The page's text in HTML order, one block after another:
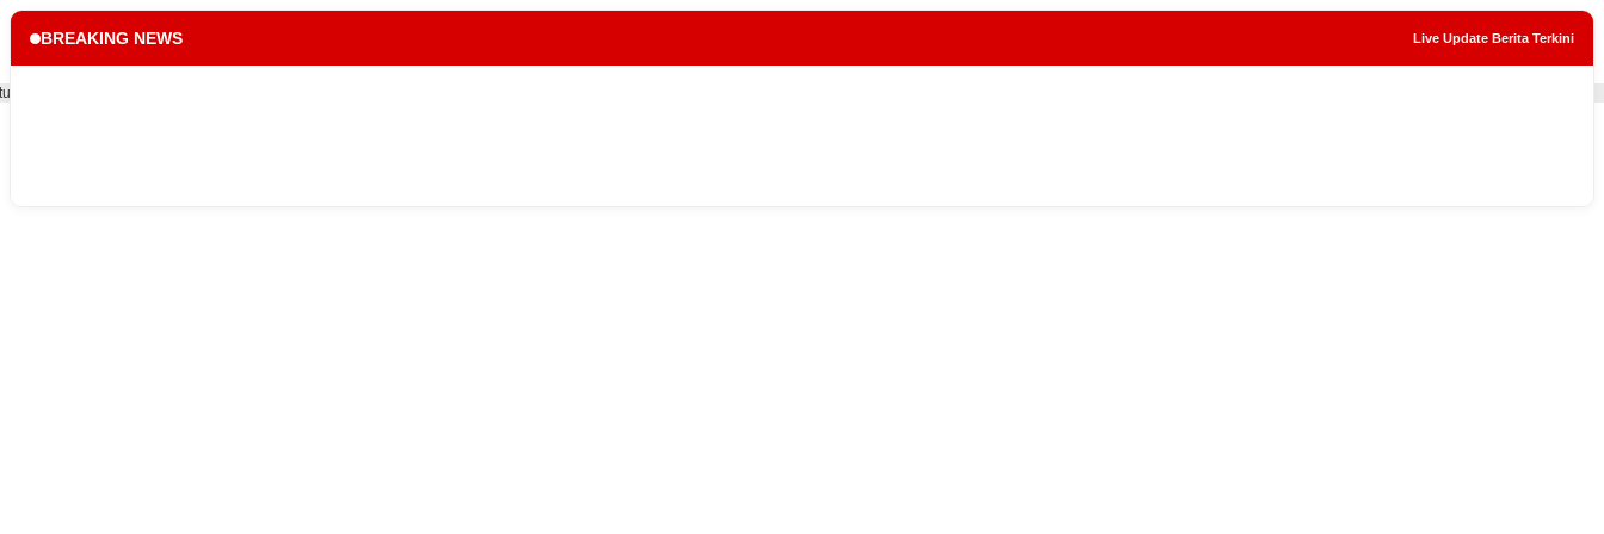
BREAKING NEWS Live Update Berita Terkini